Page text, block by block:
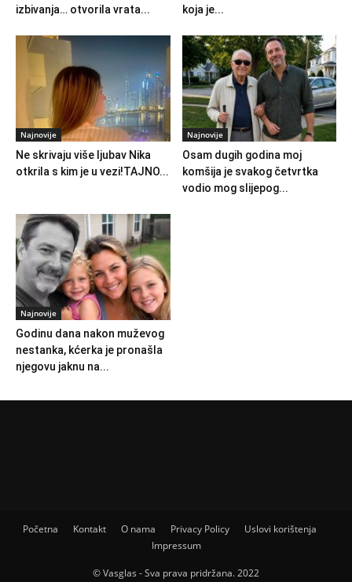
izbivanja… otvorila vrata...
koja je...
Najnovije
Ne skrivaju više ljubav Nika
otkrila s kim je u vezi!TAJNO...
Najnovije
Osam dugih godina moj
komšija je svakog četvrtka
vodio mog slijepog...
Najnovije
Godinu dana nakon muževog
nestanka, kćerka je pronašla
njegovu jaknu na...
Početna Kontakt O nama Privacy Policy
Uslovi korištenja
Impressum
© Vasglas - Sva prava pridržana. 2022